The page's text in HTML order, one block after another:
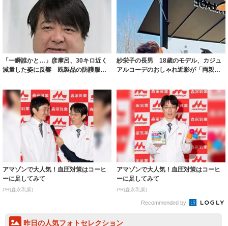
「一瞬誰かと…」彦摩呂、30キロ近く
減量した姿に反響 既製品の防護服が
紗栄子の長男 18歳のモデル、カジュ
アルコーデのおしゃれ近影が「両親の
アマゾンで大人気！血圧対策はコーヒ
ーに足してみて
PR(森永乳業)
アマゾンで大人気！血圧対策はコーヒ
ーに足してみて
PR(森永乳業)
Recommended by
昨日の人気フォトセレクション